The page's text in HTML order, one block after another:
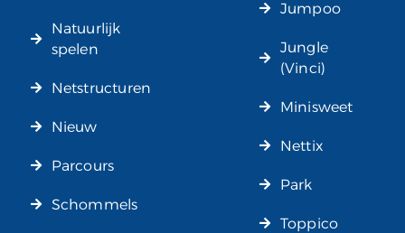
Natuurlijk
spelen
Netstructuren
Nieuw
Parcours
Schommels
Jumpoo
Jungle
(Vinci)
Minisweet
Nettix
Park
Toppico